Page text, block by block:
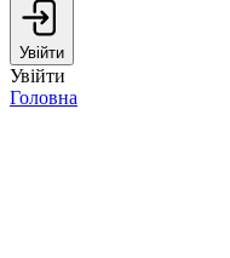
Увійти
Увійти
Головна